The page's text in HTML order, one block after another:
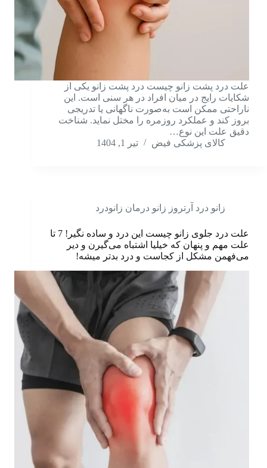
علت درد پشت زانو چیست درد پشت زانو یکی از
شکایات رایج در میان افراد در هر سنی است. این
ناراحتی ممکن است به‌صورت ناگهانی یا تدریجی
بروز کند و عملکرد روزمره را مختل نماید. شناخت
دقیق علت این نوع…
کالای پزشکی فیض
تیر 1, 1404
زانو درد آرتروز زانو درمان زانودرد
علت درد جلوی زانو چیست این درد و ساده نگیر! 7 تا
علت مهم و پنهان که خیلیا اشتباه می‌گیرن و دیر
می‌فهمن مشکل از کجاست و درد بدتر میشه!